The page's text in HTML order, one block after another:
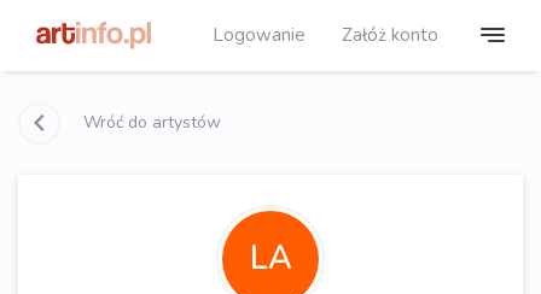
Logowanie Załóż konto
Wróć do artystów
LA